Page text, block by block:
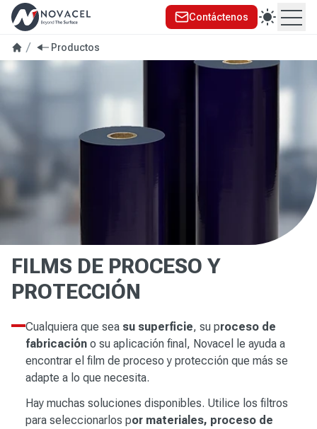
Contáctenos
Productos
FILMS DE PROCESO Y
PROTECCIÓN
Cualquiera que sea su superficie, su proceso de
fabricación o su aplicación final, Novacel le ayuda a
encontrar el film de proceso y protección que más se
adapte a lo que necesita.
Hay muchas soluciones disponibles. Utilice los filtros
para seleccionarlos por materiales, proceso de
menu